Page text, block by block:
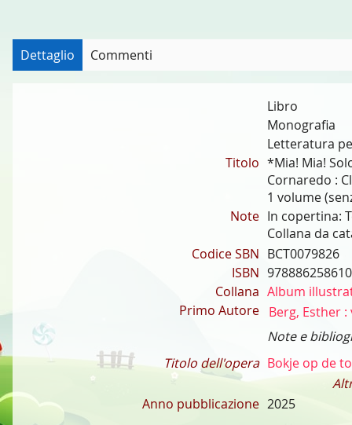
Dettaglio Commenti
Libro
Monografia
Letteratura
Titolo *Mia! Mia!
Cornaredo :
1 volume
Note In copertina:
Collana da
Codice SBN BCT0079826
ISBN
Collana Album
Primo Autore Berg, Esther
Note e
Titolo dell'opera Bokje op de
Anno pubblicazione 2025